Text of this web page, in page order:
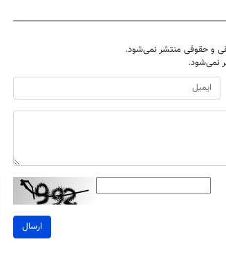
و حقوقی منتشر نمی‌شود.
نمی‌شود.
ارسال